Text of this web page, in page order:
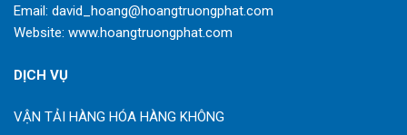
Email: david_hoang@hoangtruongphat.com
Website: www.hoangtruongphat.com
DỊCH VỤ
VẬN TẢI HÀNG HÓA HÀNG KHÔNG